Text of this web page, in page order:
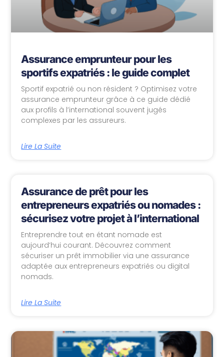
Assurance emprunteur pour les
sportifs expatriés : le guide complet
Sportif expatrié ou non résident ? Optimisez votre
assurance emprunteur grâce à ce guide dédié
aux profils à l’international souvent jugés
complexes par les assureurs.
Lire La Suite
Assurance de prêt pour les
entrepreneurs expatriés ou nomades :
sécurisez votre projet à l’international
Entreprendre tout en étant nomade est
aujourd’hui courant. Découvrez comment
sécuriser un prêt immobilier via une assurance
adaptée aux entrepreneurs expatriés ou digital
nomads.
Lire La Suite